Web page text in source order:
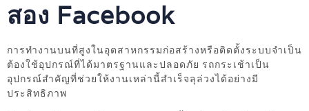
สอง Facebook
การทำงานบนที่สูงในอุตสาหกรรมก่อสร้างหรือติดตั้งระบบจำเป็น
ต้องใช้อุปกรณ์ที่ได้มาตรฐานและปลอดภัย รถกระเช้าเป็น
อุปกรณ์สำคัญที่ช่วยให้งานเหล่านี้สำเร็จลุล่วงได้อย่างมี
ประสิทธิภาพ